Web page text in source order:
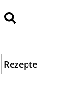
Rezepte